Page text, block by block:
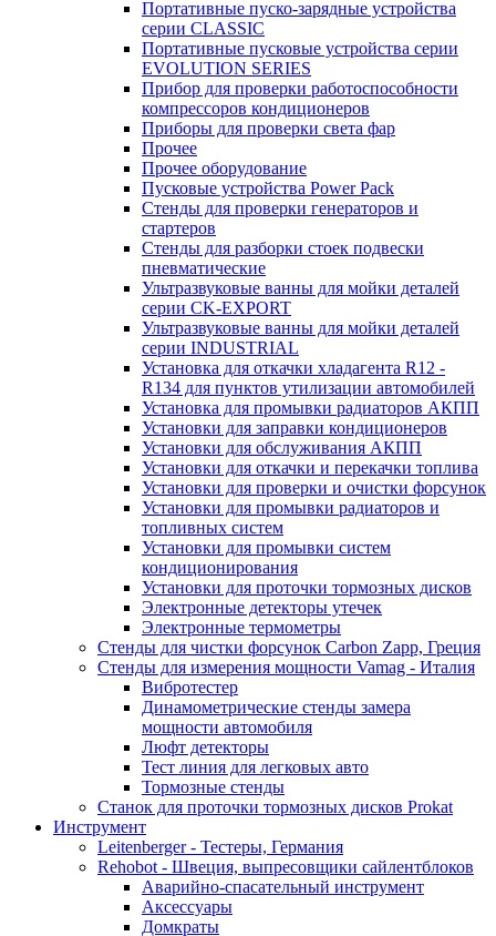
Портативные пуско-зарядные устройства
серии CLASSIC
Портативные пусковые устройства серии
EVOLUTION SERIES
Прибор для проверки работоспособности
компрессоров кондиционеров
Приборы для проверки света фар
Прочее
Прочее оборудование
Пусковые устройства Power Pack
Стенды для проверки генераторов и
стартеров
Стенды для разборки стоек подвески
пневматические
Ультразвуковые ванны для мойки деталей
серии CK-EXPORT
Ультразвуковые ванны для мойки деталей
серии INDUSTRIAL
Установка для откачки хладагента R12 -
R134 для пунктов утилизации автомобилей
Установка для промывки радиаторов АКПП
Установки для заправки кондиционеров
Установки для обслуживания АКПП
Установки для откачки и перекачки топлива
Установки для проверки и очистки форсунок
Установки для промывки радиаторов и
топливных систем
Установки для промывки систем
кондиционирования
Установки для проточки тормозных дисков
Электронные детекторы утечек
Электронные термометры
Стенды для чистки форсунок Carbon Zapp, Греция
Стенды для измерения мощности Vamag - Италия
Вибротестер
Динамометрические стенды замера
мощности автомобиля
Люфт детекторы
Тест линия для легковых авто
Тормозные стенды
Станок для проточки тормозных дисков Prokat
Инструмент
Leitenberger - Тестеры, Германия
Rehobot - Швеция, выпресовщики сайлентблоков
Аварийно-спасательный инструмент
Аксессуары
Домкраты